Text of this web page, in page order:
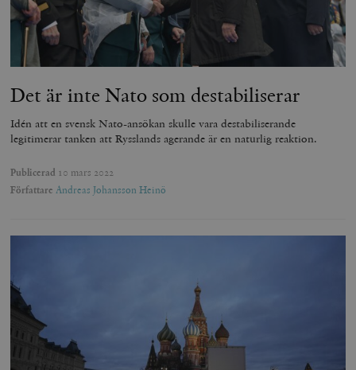
Det är inte Nato som destabiliserar
Idén att en svensk Nato-ansökan skulle vara destabiliserande
legitimerar tanken att Rysslands agerande är en naturlig reaktion.
Publicerad 10 mars 2022
Författare Andreas Johansson Heinö